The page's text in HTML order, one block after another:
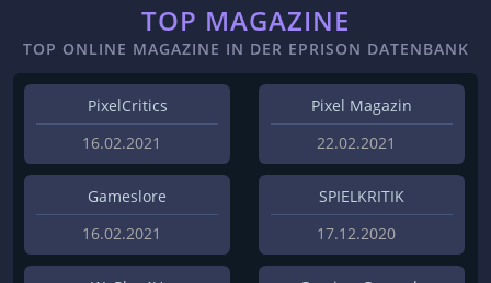
TOP MAGAZINE
TOP ONLINE MAGAZINE IN DER EPRISON DATENBANK
PixelCritics
16.02.2021
Pixel Magazin
22.02.2021
Gameslore
16.02.2021
SPIELKRITIK
17.12.2020